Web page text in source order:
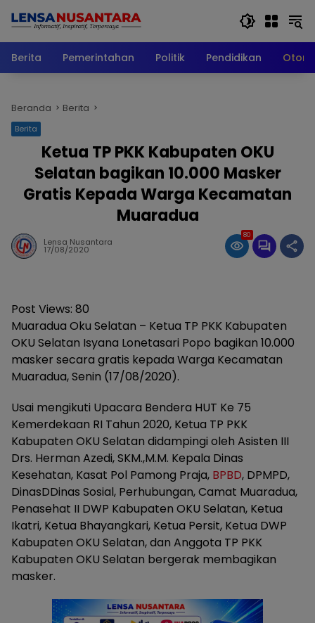
Berita
Pemerintahan Politik Pendidikan
Beranda Berita
Berita
Ketua TP PKK Kabupaten OKU
Selatan bagikan 10.000 Masker
Gratis Kepada Warga Kecamatan
Muaradua
Lensa Nusantara
17/08/2020
80
Post Views: 80
Muaradua Oku Selatan – Ketua TP PKK Kabupaten
OKU Selatan Isyana Lonetasari Popo bagikan 10.000
masker secara gratis kepada Warga Kecamatan
Muaradua, Senin (17/08/2020).
Usai mengikuti Upacara Bendera HUT Ke 75
Kemerdekaan RI Tahun 2020, Ketua TP PKK
Kabupaten OKU Selatan didampingi oleh Asisten III
Drs. Herman Azedi, SKM.,M.M. Kepala Dinas
Kesehatan, Kasat Pol Pamong Praja, BPBD, DPMPD,
DinasDDinas Sosial, Perhubungan, Camat Muaradua,
Penasehat II DWP Kabupaten OKU Selatan, Ketua
Ikatri, Ketua Bhayangkari, Ketua Persit, Ketua DWP
Kabupaten OKU Selatan, dan Anggota TP PKK
Kabupaten OKU Selatan bergerak membagikan
masker.